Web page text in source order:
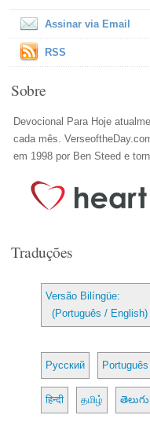
Assinar via Email
RSS
Sobre
Devocional Para Hoje
cada mês.
em 1998 por Ben Steed e
Traduções
Versão Bilíngüe:
(Português / English)
Русский Português
हिन्दी தமிழ் తెలుగు